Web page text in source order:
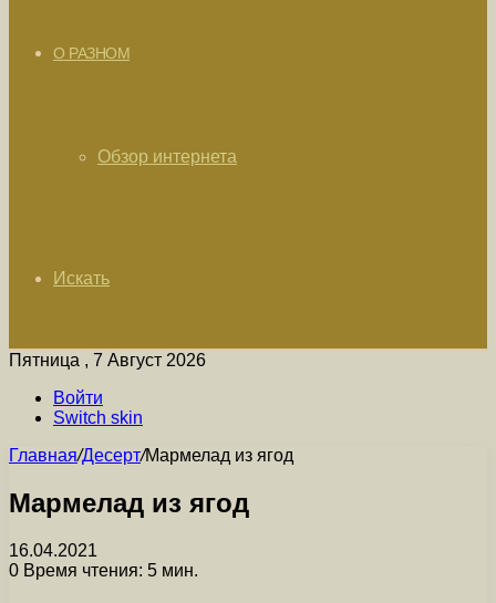
О РАЗНОМ
Обзор интернета
Искать
Пятница , 7 Август 2026
Войти
Switch skin
Главная/Десерт/Мармелад из ягод
Мармелад из ягод
16.04.2021
0 Время чтения: 5 мин.